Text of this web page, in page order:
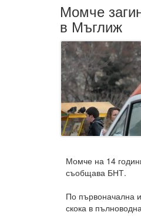
Момче
в Мъглиж
Момче на 14
съобщава БНТ.
По първоначална
скока в